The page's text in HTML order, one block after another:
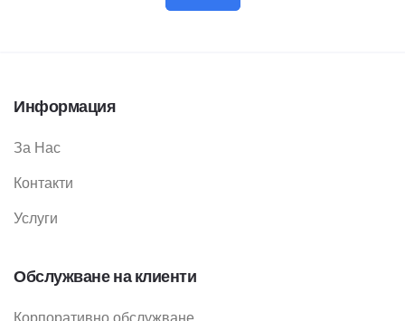
Информация
За Нас
Контакти
Услуги
Обслужване на клиенти